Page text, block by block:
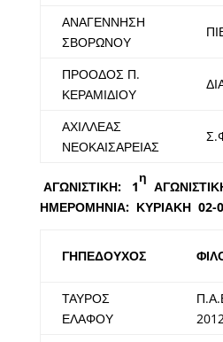
ΑΝΑΓΕΝΝΗΣΗ
ΣΒΟΡΩΝΟΥ
ΠΡΟΟΔΟΣ Π.
ΚΕΡΑΜΙΔΙΟΥ
ΑΧΙΛΛΕΑΣ
ΝΕΟΚΑΙΣΑΡΕΙΑΣ
ΑΓΩΝΙΣΤΙΚΗ: 1
η
ΗΜΕΡΟΜΗΝΙΑ: ΚΥΡΙΑΚΗ 02-
ΓΗΠΕΔΟΥΧΟΣ
ΤΑΥΡΟΣ
ΕΛΑΦΟΥ